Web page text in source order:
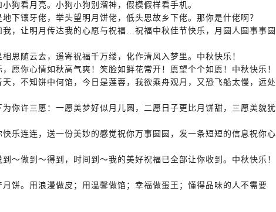
狗看月亮。小狗小狗别溜神，假模假样看手机。
下镶牙佬，举头望明月饼佬，低头思故乡下佬。那你是什佬啊？
，让明月传达我的心愿与祝福…祝福中秋佳节快乐，月圆人圆事事圆
思随云去，遥寄祝福千万缕，化作清风入梦里。中秋快乐！
愿你心情如秋高气爽！笑脸如鲜花常开！愿望个个如愿！中秋快乐！
，不知饼中何馅，今日是莲蓉，我欲乘舟观月，又恐飞船太慢，远处
为你许三愿：一愿美梦好似月儿圆，二愿日子更比月饼甜，三愿美貌犹
乐连连，送一份美妙的感觉祝你万事圆圆，发一条短短的信息祝你心
～做到～得到，时间到～我的美好祝福已全部让你收到。中秋快乐！
饼。用浪漫做皮；用温馨做馅；幸福做蛋王；懂得品味的人不需要